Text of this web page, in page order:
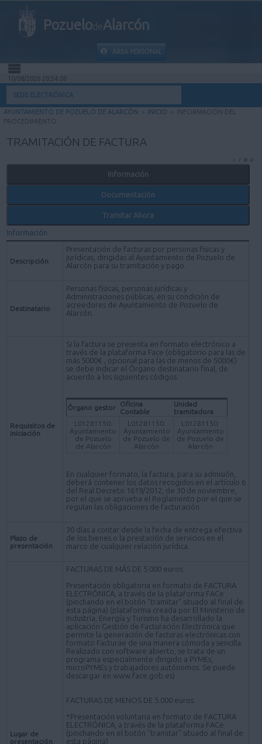
PozuelodeAlarcón
ÁREA PERSONAL
INICIO
INFORMACIÓN PÚBLICA
MI CARPETA
INFORMACIÓN MUNICIPAL
AYUDA
10/08/2026 20:54:00
SEDE ELECTRÓNICA
AYUNTAMIENTO DE POZUELO DE ALARCÓN > INICIO > INFORMACIÓN DEL
PROCEDIMIENTO
TRAMITACIÓN DE FACTURA
Información
Documentación
Tramitar Ahora
Información
Descripción
Presentación de facturas por personas físicas y
jurídicas, dirigidas al Ayuntamiento de Pozuelo de
Alarcón para su tramitación y pago.
Destinatario
Personas físicas, personas jurídicas y
Administraciones públicas, en su condición de
acreedores de Ayuntamiento de Pozuelo de
Alarcón.
Requisitos de
iniciación
Si la factura se presenta en formato electrónico a
través de la plataforma Face (obligatorio para las de
más 5000€ , opcional para las de menos de 5000€)
se debe indicar el Órgano destinatario final, de
acuerdo a los siguientes códigos:
Órgano gestor
Oficina
Contable
Unidad
tramitadora
L01281150:
Ayuntamiento
de Pozuelo
de Alarcón
L01281150:
Ayuntamiento
de Pozuelo de
Alarcón
L01281150:
Ayuntamiento
de Pozuelo de
Alarcón
En cualquier formato, la factura, para su admisión,
deberá contener los datos recogidos en el artículo 6
del Real Decreto 1619/2012, de 30 de noviembre,
por el que se aprueba el Reglamento por el que se
regulan las obligaciones de facturación.
Plazo de
presentación
30 días a contar desde la fecha de entrega efectiva
de los bienes o la prestación de servicios en el
marco de cualquier relación jurídica.
Lugar de
presentación
FACTURAS DE MÁS DE 5.000 euros:
Presentación obligatoria en formato de FACTURA
ELECTRÓNICA, a través de la plataforma FACe
(pinchando en el botón "tramitar" situado al final de
esta página) (plataforma creada por El Ministerio de
Industria, Energía y Turismo ha desarrollado la
aplicación Gestión de Facturación Electrónica que
permite la generación de facturas electrónicas con
formato Facturae de una manera cómoda y sencilla.
Realizado con software abierto, se trata de un
programa especialmente dirigido a PYMEs,
microPYMEs y trabajadores autónomos. Se puede
descargar en www.face.gob.es)
FACTURAS DE MENOS DE 5.000 euros:
*Presentación voluntaria en formato de FACTURA
ELECTRÓNICA, a través de la plataforma FACe
(pinchando en el botón "tramitar" situado al final de
esta página)